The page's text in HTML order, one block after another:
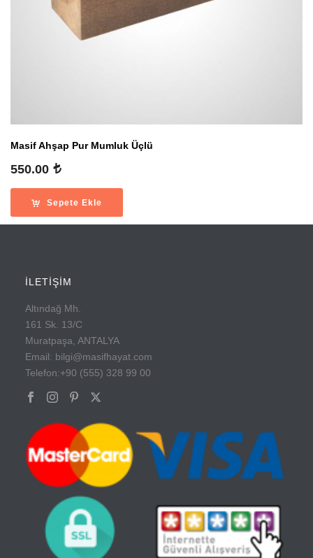
Masif Ahşap Pur Mumluk Üçlü
550.00
Sepete Ekle
İLETİŞİM
Altındağ Mh.
161 Sk. 13/C
Muratpaşa, ANTALYA
Email: bilgi@masifhayat.com
Telefon:+90 (555) 328 99 00